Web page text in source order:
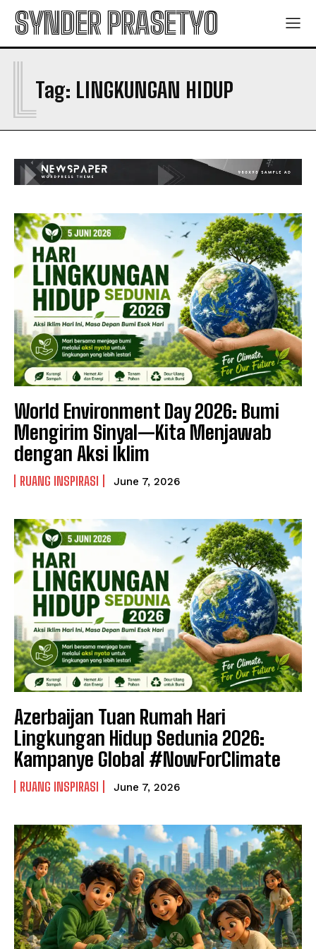
SYNDER PRASETYO
Tag: LINGKUNGAN HIDUP
L
World Environment Day 2026: Bumi
Mengirim Sinyal—Kita Menjawab
dengan Aksi Iklim
RUANG INSPIRASI June 7, 2026
Azerbaijan Tuan Rumah Hari
Lingkungan Hidup Sedunia 2026:
Kampanye Global #NowForClimate
RUANG INSPIRASI June 7, 2026